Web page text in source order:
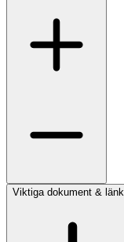
Viktiga dokument &